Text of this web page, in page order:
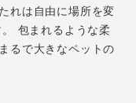
れは自由に場所を変
包まれるような柔
るで大きなペットの